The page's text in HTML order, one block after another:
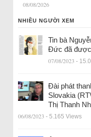
08/08/2026
NHIỀU NGƯỜI XEM
Tin bà
Đức đã
07/08/2023 -
Đài phát
Slovakia
Thị Thanh
06/08/2023 - 5.165 Views